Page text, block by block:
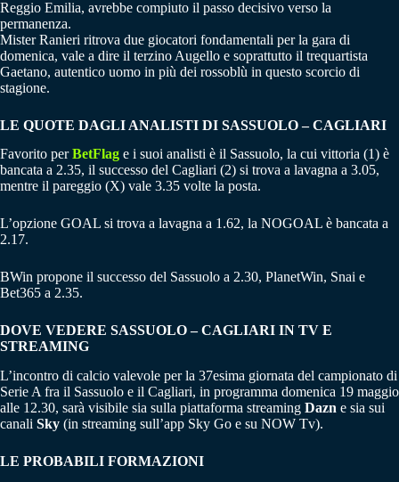
Reggio Emilia, avrebbe compiuto il passo decisivo verso la
permanenza.
Mister Ranieri ritrova due giocatori fondamentali per la gara di
domenica, vale a dire il terzino Augello e soprattutto il trequartista
Gaetano, autentico uomo in più dei rossoblù in questo scorcio di
stagione.
LE QUOTE DAGLI ANALISTI DI SASSUOLO – CAGLIARI
Favorito perBetFlag e i suoi analisti è il Sassuolo, la cui vittoria (1) è
bancata a 2.35, il successo del Cagliari (2) si trova a lavagna a 3.05,
mentre il pareggio (X) vale 3.35 volte la posta.
L’opzione GOAL si trova a lavagna a 1.62, la NOGOAL è bancata a
2.17.
BWin propone il successo del Sassuolo a 2.30, PlanetWin, Snai e
Bet365 a 2.35.
DOVE VEDERE SASSUOLO – CAGLIARI IN TV E
STREAMING
L’incontro di calcio valevole per la 37esima giornata del campionato di
Serie A fra il Sassuolo e il Cagliari, in programma domenica 19 maggio
alle 12.30, sarà visibile sia sulla piattaforma streaming Dazn e sia sui
canali Sky (in streaming sull’app Sky Go e su NOW Tv).
LE PROBABILI FORMAZIONI